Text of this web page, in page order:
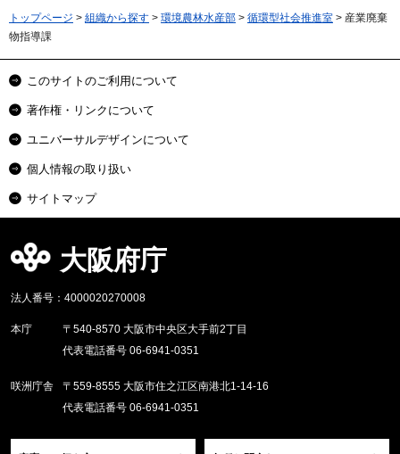
トップページ > 組織から探す > 環境農林水産部 > 循環型社会推進室 > 産業廃棄
物指導課
このサイトのご利用について
著作権・リンクについて
ユニバーサルデザインについて
個人情報の取り扱い
サイトマップ
大阪府庁
法人番号：4000020270008
本庁
〒540-8570 大阪市中央区大手前2丁目
代表電話番号 06-6941-0351
咲洲庁舎
〒559-8555 大阪市住之江区南港北1-14-16
代表電話番号 06-6941-0351